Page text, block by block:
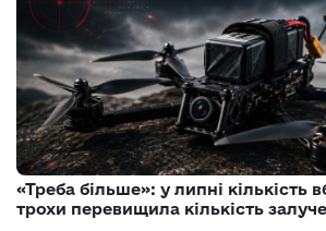
«Треба більше»: у липні кількість
трохи перевищила кількість